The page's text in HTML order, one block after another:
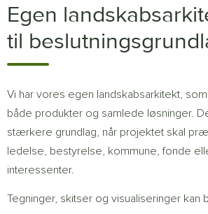
Egen
til
Vi har vores egen landskabsarkitekt,
både produkter og samlede løsninger.
stærkere grundlag, når projektet skal
ledelse, bestyrelse, kommune, fonde
interessenter.
Tegninger, skitser og visualiseringer kan